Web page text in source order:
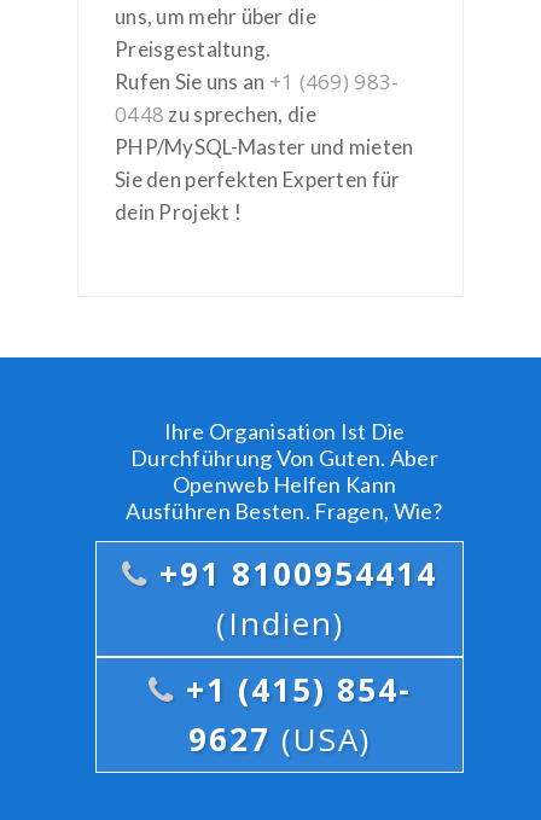
uns, um mehr über die
Preisgestaltung.
Rufen Sie uns an +1 (469) 983-
0448 zu sprechen, die
PHP/MySQL-Master und mieten
Sie den perfekten Experten für
dein Projekt !
Ihre Organisation Ist Die
Durchführung Von Guten. Aber
Openweb Helfen Kann
Ausführen Besten. Fragen, Wie?
+91 8100954414
(Indien)
+1 (415) 854-
9627 (USA)